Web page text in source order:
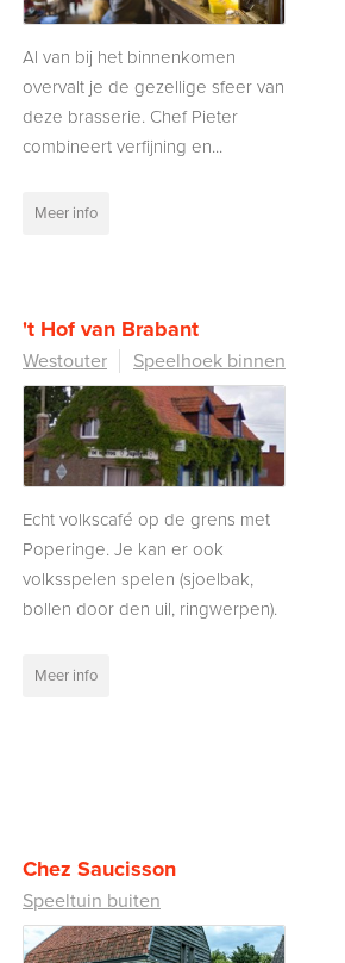
Al van bij het binnenkomen
overvalt je de gezellige sfeer van
deze brasserie. Chef Pieter
combineert verfijning en...
Meer info
't Hof van Brabant
Westouter Speelhoek binnen
Echt volkscafé op de grens met
Poperinge. Je kan er ook
volksspelen spelen (sjoelbak,
bollen door den uil, ringwerpen).
Meer info
Chez Saucisson
Speeltuin buiten